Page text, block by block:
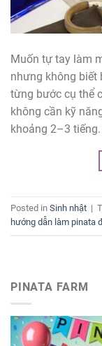
Muốn tự tay làm
nhưng không biết
từng bước cụ thể
không cần kỹ
khoảng 2–3
Posted in Sinh nhật |
hướng dẫn làm pinata
PINATA FARM